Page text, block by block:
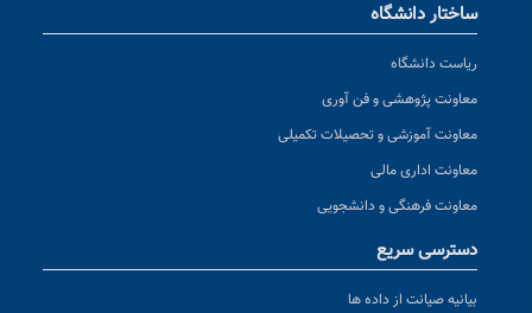
ساختار دانشگاه
ریاست دانشگاه
معاونت پژوهشی و فن آوری
معاونت آموزشی و تحصیلات تکمیلی
معاونت اداری مالی
معاونت فرهنگی و دانشجویی
دسترسی سریع
بیانیه صیانت از داده ها